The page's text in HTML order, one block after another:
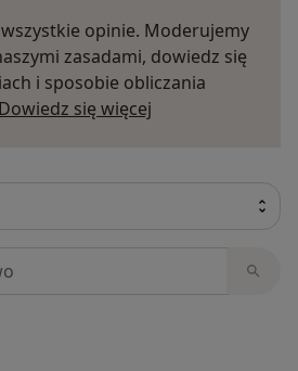
opinie. Moderujemy
zasadami, dowiedz się
i sposobie obliczania
Dowiedz się więcej